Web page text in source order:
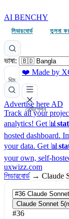
AI BENCHY
লিডারবোর্ড তুলনা
ভাষা:
থিম
❤️ Made by
নেভিগেশন
Advertise here AD
Track all your
analytics! Get 📊
hosted dashboard.
your data. Get 📊
your own, self-
uxwizz.com
লিডারবোর্ড → Claude
Claude Sonnet 5
#36